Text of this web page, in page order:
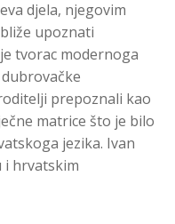
djela, njegovim
upoznati
tvorac modernoga
prepoznali kao
matrice što je bilo
jezika. Ivan
i hrvatskim